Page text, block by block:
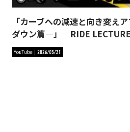
「カーブへの減速と向き変え
ダウン篇―」｜RIDE
YouTube 2026/05/21